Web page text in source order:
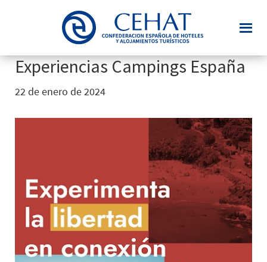
principal
Experiencias Campings España
22 de enero de 2024